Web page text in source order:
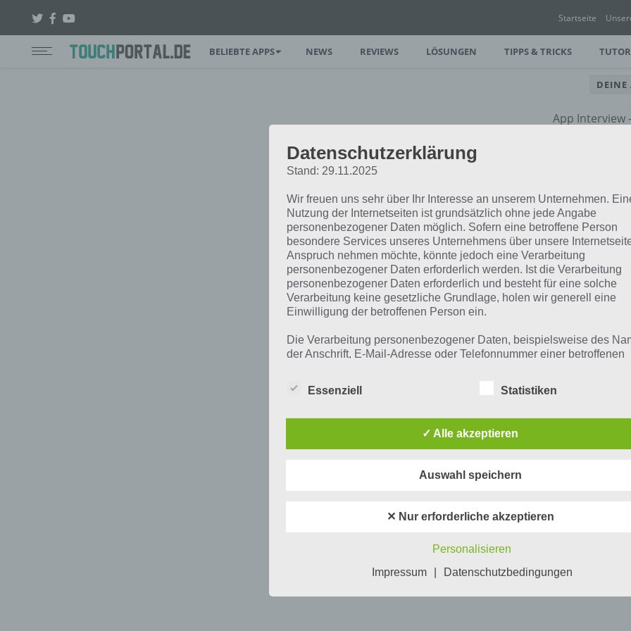
Startseite
BELIEBTE APPS NEWS REVIEWS LÖSUNGEN TIPPS & TRICKS
DEINE
App Interview
Datenschutzerklärung
Stand: 29.11.2025
Wir freuen uns sehr über Ihr Interesse an unserem Unternehmen.
Nutzung der Internetseiten ist grundsätzlich ohne jede Angabe
personenbezogener Daten möglich. Sofern eine betroffene Person
besondere Services unseres Unternehmens über unsere
Anspruch nehmen möchte, könnte jedoch eine Verarbeitung
personenbezogener Daten erforderlich werden. Ist die Verarbeitung
personenbezogener Daten erforderlich und besteht für eine solche
Verarbeitung keine gesetzliche Grundlage, holen wir generell eine
Einwilligung der betroffenen Person ein.
Die Verarbeitung personenbezogener Daten, beispielsweise des
der Anschrift, E-Mail-Adresse oder Telefonnummer einer betroffenen
Datenschutzbestimmungen. Mittels dieser Datenschutzerklärung
informieren. Ferner werden betroffene Personen mittels dieser
Datenschutzerklärung über die ihnen zustehenden Rechte
Wir haben als für die Verarbeitung Verantwortlicher zahlreiche
personenbezogenen Daten sicherzustellen. Dennoch können
aufweisen, sodass ein absoluter Schutz nicht gewährleistet werden
Aus diesem Grund steht es jeder betroffenen Person frei,
personenbezogene Daten auch auf alternativen Wegen,
Essenziell Statistiken
✓ Alle akzeptieren
Auswahl speichern
✕ Nur erforderliche akzeptieren
Personalisieren
Impressum
Datenschutzbedingungen